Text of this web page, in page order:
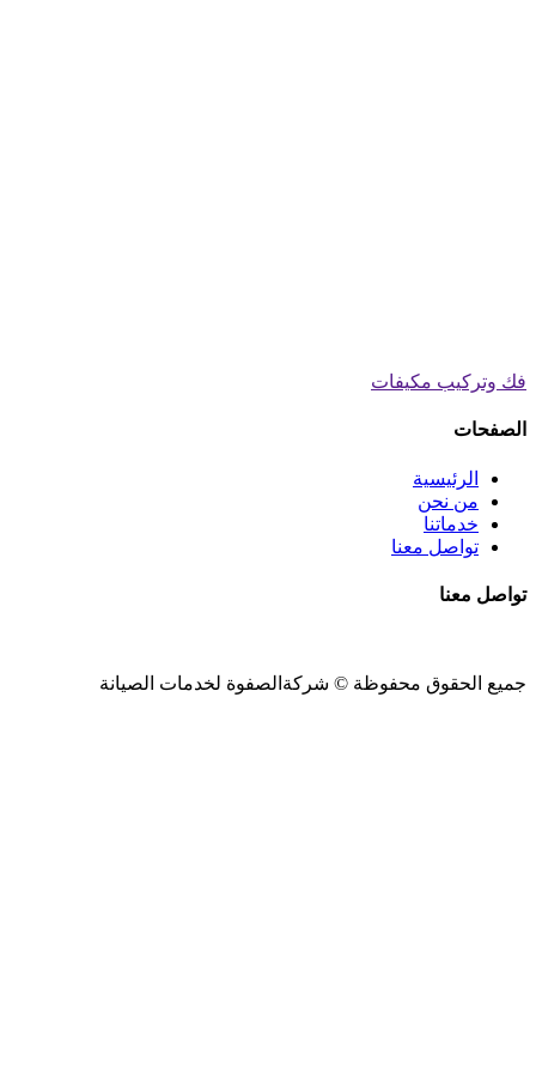
فك وتركيب مكيفات
الصفحات
الرئيسية
من نحن
خدماتنا
تواصل معنا
تواصل معنا
جميع الحقوق محفوظة © شركةالصفوة لخدمات الصيانة